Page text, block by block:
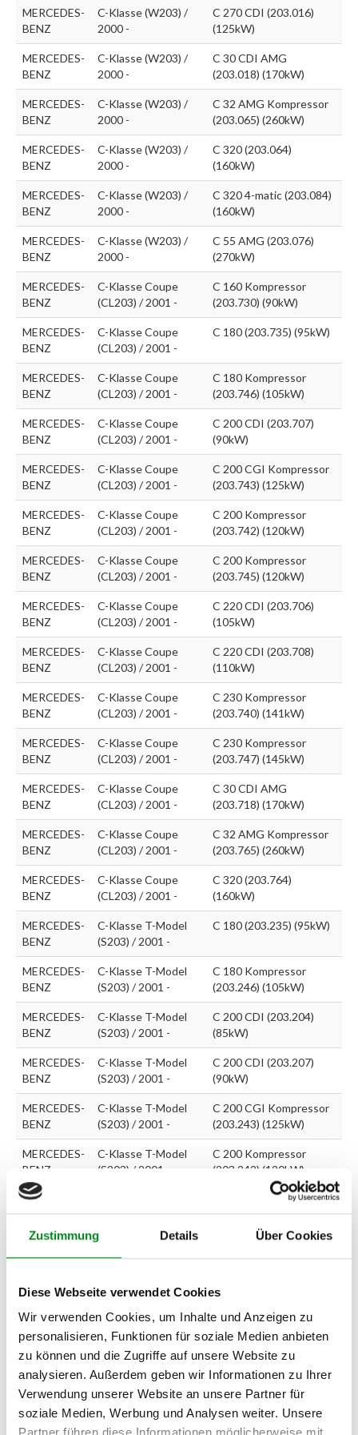
Zustimmung Details Über Cookies
Diese Webseite verwendet Cookies
Wir verwenden Cookies, um Inhalte und Anzeigen zu
personalisieren, Funktionen für soziale Medien anbieten
zu können und die Zugriffe auf unsere Website zu
analysieren. Außerdem geben wir Informationen zu Ihrer
Verwendung unserer Website an unsere Partner für
soziale Medien, Werbung und Analysen weiter. Unsere
MERCEDES-
BENZ
C-Klasse (W203) /
2000 -
C 270 CDI (203.016)
(125kW)
MERCEDES-
BENZ
C-Klasse (W203) /
2000 -
C 30 CDI AMG
(203.018) (170kW)
MERCEDES-
BENZ
C-Klasse (W203) /
2000 -
C 32 AMG Kompressor
(203.065) (260kW)
MERCEDES-
BENZ
C-Klasse (W203) /
2000 -
C 320 (203.064)
(160kW)
MERCEDES-
BENZ
C-Klasse (W203) /
2000 -
C 320 4-matic (203.084)
(160kW)
MERCEDES-
BENZ
C-Klasse (W203) /
2000 -
C 55 AMG (203.076)
(270kW)
MERCEDES-
BENZ
C-Klasse Coupe
(CL203) / 2001 -
C 160 Kompressor
(203.730) (90kW)
MERCEDES-
BENZ
C-Klasse Coupe
(CL203) / 2001 -
C 180 (203.735) (95kW)
MERCEDES-
BENZ
C-Klasse Coupe
(CL203) / 2001 -
C 180 Kompressor
(203.746) (105kW)
MERCEDES-
BENZ
C-Klasse Coupe
(CL203) / 2001 -
C 200 CDI (203.707)
(90kW)
MERCEDES-
BENZ
C-Klasse Coupe
(CL203) / 2001 -
C 200 CGI Kompressor
(203.743) (125kW)
MERCEDES-
BENZ
C-Klasse Coupe
(CL203) / 2001 -
C 200 Kompressor
(203.742) (120kW)
MERCEDES-
BENZ
C-Klasse Coupe
(CL203) / 2001 -
C 200 Kompressor
(203.745) (120kW)
MERCEDES-
BENZ
C-Klasse Coupe
(CL203) / 2001 -
C 220 CDI (203.706)
(105kW)
MERCEDES-
BENZ
C-Klasse Coupe
(CL203) / 2001 -
C 220 CDI (203.708)
(110kW)
MERCEDES-
BENZ
C-Klasse Coupe
(CL203) / 2001 -
C 230 Kompressor
(203.740) (141kW)
MERCEDES-
BENZ
C-Klasse Coupe
(CL203) / 2001 -
C 230 Kompressor
(203.747) (145kW)
MERCEDES-
BENZ
C-Klasse Coupe
(CL203) / 2001 -
C 30 CDI AMG
(203.718) (170kW)
MERCEDES-
BENZ
C-Klasse Coupe
(CL203) / 2001 -
C 32 AMG Kompressor
(203.765) (260kW)
MERCEDES-
BENZ
C-Klasse Coupe
(CL203) / 2001 -
C 320 (203.764)
(160kW)
MERCEDES-
BENZ
C-Klasse T-Model
(S203) / 2001 -
C 180 (203.235) (95kW)
MERCEDES-
BENZ
C-Klasse T-Model
(S203) / 2001 -
C 180 Kompressor
(203.246) (105kW)
MERCEDES-
BENZ
C-Klasse T-Model
(S203) / 2001 -
C 200 CDI (203.204)
(85kW)
MERCEDES-
BENZ
C-Klasse T-Model
(S203) / 2001 -
C 200 CDI (203.207)
(90kW)
MERCEDES-
BENZ
C-Klasse T-Model
(S203) / 2001 -
C 200 CGI Kompressor
(203.243) (125kW)
MERCEDES-
BENZ
C-Klasse T-Model
(S203) / 2001 -
C 200 Kompressor
(203.242) (120kW)
MERCEDES-
BENZ
(S203) / 2001 -
C 200 Kompressor
(203.245) (120kW)
MERCEDES-
BENZ
C-Klasse T-Model
(S203) / 2001 -
C 220 CDI (203.206)
(105kW)
MERCEDES-
C-Klasse T-Model
C 220 CDI (203.208)
MERCEDES-
BENZ
C-Klasse T-Model
(S203) / 2001 -
C 230 Kompressor
(203.240) (141kW)
MERCEDES-
BENZ
C-Klasse T-Model
(S203) / 2001 -
C 240 (203.261)
(125kW)
MERCEDES-
C-Klasse T-Model
C 240 4-matic (203.281)